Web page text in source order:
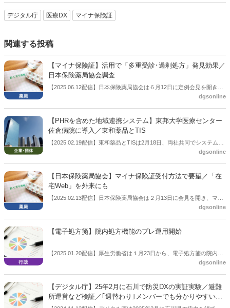
デジタル庁 医療DX マイナ保険証
関連する投稿
【マイナ保険証】活用で「多重受診･過剰処方」発見効果／
日本保険薬局協会調査
【2025.06.12配信】日本保険薬局協会は６月12日に定例会見を開き、
「保険薬局における医療DX活用と業務貢献等の実態調査」の結果を説
dgsonline
【PHRを含めた地域連携システム】東邦大学医療センター
佐倉病院に導入／東和薬品とTIS
【2025.02.19配信】東和薬品とTISは2月18日、両社共同でシステム
「ヘルスケアパスポート」を邦大学医療センター佐倉病院に導入した
域医療連携システムであり、同社は「外来がん化学療法の副作用症状
の報告負担を軽減することで薬局・病院の薬剤師によるタイムリーな
連携と患者さんに寄り添ったケアの実現」に資するものとしている。
dgsonline
【日本保険薬局協会】マイナ保険証受付方法で要望／「在
宅Web」を外来にも
【2025.02.13配信】日本保険薬局協会は２月13日に会見を開き、マイ
ナ保険証の受付方法についての要望をまとめ、公表した。現在、在宅
することなどを求めている。
dgsonline
【電子処方箋】院内処方機能のプレ運用開始
【2025.01.20配信】厚生労働省は１月23日から、電子処方箋の院内処
dgsonline
【デジタル庁】25年2月に石川で防災DXの実証実験／避難
所運営など検証／｢週替わり｣メンバーでも分かりやすいオ
ペレーションへ